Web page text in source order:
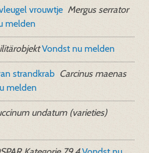
vrouwtje Mergus serrator
melden
Vondst nu melden
strandkrab Carcinus maenas
melden
undatum (varieties)